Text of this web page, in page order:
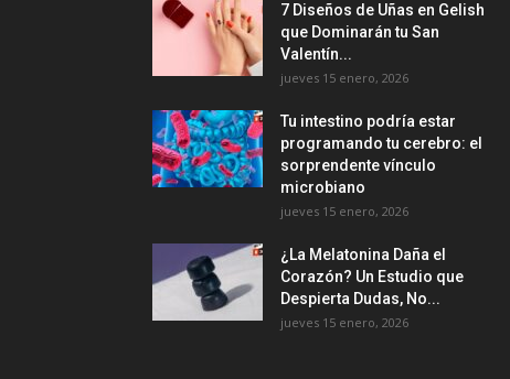
7 Diseños de Uñas en Gelish
que Dominarán tu San
Valentín...
jueves 15 enero, 2026
Tu intestino podría estar
programando tu cerebro: el
sorprendente vínculo
microbiano
jueves 15 enero, 2026
¿La Melatonina Daña el
Corazón? Un Estudio que
Despierta Dudas, No...
jueves 15 enero, 2026